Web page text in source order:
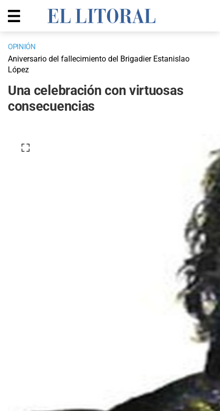
OPINIÓN
Aniversario del fallecimiento del Brigadier Estanislao
López
Una celebración con virtuosas
consecuencias